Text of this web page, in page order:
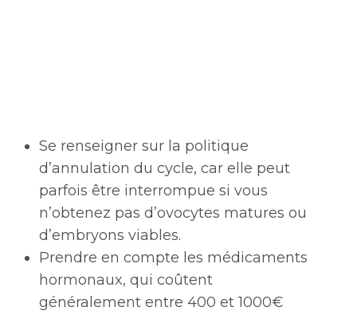
Se renseigner sur la politique
d’annulation du cycle, car elle peut
parfois être interrompue si vous
n’obtenez pas d’ovocytes matures ou
d’embryons viables.
Prendre en compte les médicaments
hormonaux, qui coûtent
généralement entre 400 et 1000€